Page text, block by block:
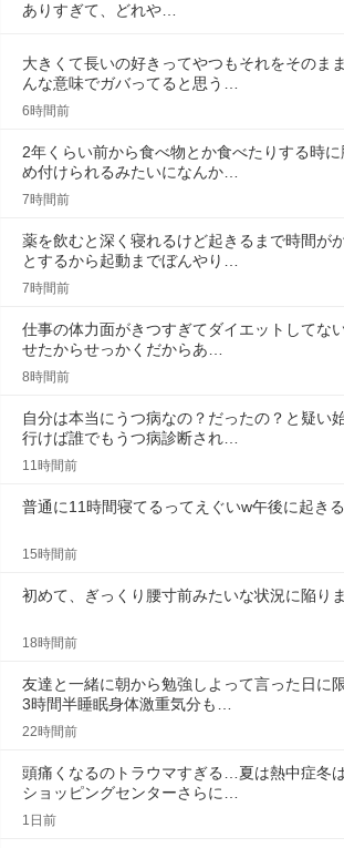
ありすぎて、どれや…
大きくて長いの好きってやつもそれをそのま
んな意味でガバってると思う…
6時間前
2年くらい前から食べ物とか食べたりする時
め付けられるみたいになんか…
7時間前
薬を飲むと深く寝れるけど起きるまで時間が
とするから起動までぼんやり…
7時間前
仕事の体力面がきつすぎてダイエットしてな
せたからせっかくだからあ…
8時間前
自分は本当にうつ病なの？だったの？と疑い
行けば誰でもうつ病診断され…
11時間前
普通に11時間寝てるってえぐいw午後に起き
15時間前
初めて、ぎっくり腰寸前みたいな状況に陥り
18時間前
友達と一緒に朝から勉強しよって言った日に
3時間半睡眠身体激重気分も…
22時間前
頭痛くなるのトラウマすぎる…夏は熱中症冬
ショッピングセンターさらに…
1日前